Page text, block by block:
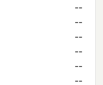
--
--
--
--
--
--